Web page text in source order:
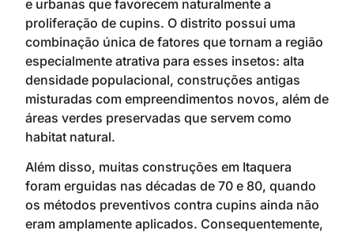
e urbanas que favorecem naturalmente a
proliferação de cupins. O distrito possui uma
combinação única de fatores que tornam a região
especialmente atrativa para esses insetos: alta
densidade populacional, construções antigas
misturadas com empreendimentos novos, além de
áreas verdes preservadas que servem como
habitat natural.
Além disso, muitas construções em Itaquera
foram erguidas nas décadas de 70 e 80, quando
os métodos preventivos contra cupins ainda não
eram amplamente aplicados. Consequentemente,